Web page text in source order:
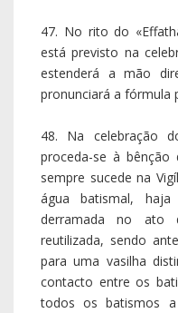
47. No rito do
está previsto na
estenderá a mão
pronunciará a fórmula
48. Na celebração
proceda-se à
sempre sucede na
água batismal,
derramada no ato
reutilizada, sendo
para uma vasilha
contacto entre os
todos os batismos a